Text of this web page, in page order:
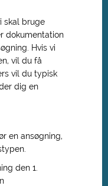
skal bruge
dokumentation
Hvis vi
vil du få
vil du typisk
dig en
en ansøgning,
den 1.